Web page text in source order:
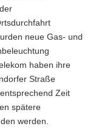
neue Gas- und
haben ihre
Straße
Zeit
spätere
werden.